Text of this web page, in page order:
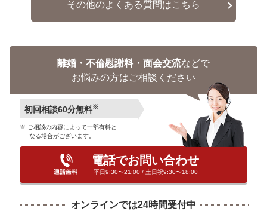
その他のよくある質問はこちら
離婚・不倫慰謝料・面会交流などで
お悩みの方はご相談ください
初回相談60分無料※
ご相談の内容によって一部有料と
なる場合がございます。
電話でお問い合わせ
平日9:30〜21:00 / 土日祝9:30〜18:00
オンラインでは24時間受付中